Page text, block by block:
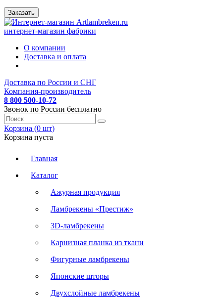
Заказать
интернет-магазин фабрики
О компании
Доставка и оплата
Доставка по России и СНГ
Компания-производитель
8 800 500-10-72
Звонок по России бесплатно
Корзина (0 шт)
Корзина пуста
Главная
Каталог
Ажурная продукция
Ламбрекены «Престиж»
3D-ламбрекены
Карнизная планка из ткани
Фигурные ламбрекены
Японские шторы
Двухслойные ламбрекены